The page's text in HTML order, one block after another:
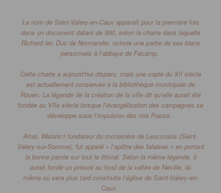
Le nom de Saint-Valery-en-Caux apparaît pour la première fois
dans un document datant de 990, selon la charte dans laquelle
Richard Ier, Duc de Normandie, octroie une partie de ses biens
personnels à l’abbaye de Fécamp.
Cette charte a aujourd’hui disparu, mais une copie du XII siècle
est actuellement conservée à la bibliothèque municipale de
Rouen. La légende de la création de la ville dit qu’elle aurait été
fondée au VIIe siècle lorsque l’évangélisation des campagnes se
développe sous l’impulsion des rois Francs.
Ainsi, Walaric1 fondateur du monastère de Leuconaüs (Saint-
Valery-sur-Somme), fut appelé « l’apôtre des falaises » en portant
la bonne parole sur tout le littoral. Selon la même légende, il
aurait fondé un prieuré au fond de la vallée de Néville, là-
mêmeoù sera plus tard construite l’église de Saint-Valery-en-
Caux.